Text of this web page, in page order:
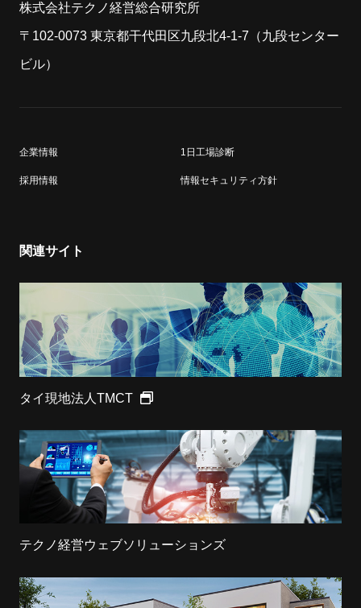
株式会社テクノ経営総合研究所
〒102-0073 東京都干代田区九段北4-1-7（九段センター
ビル）
企業情報 1日工場診断
採用情報 情報セキュリティ方針
関連サイト
タイ現地法人TMCT
テクノ経営ウェブソリューションズ